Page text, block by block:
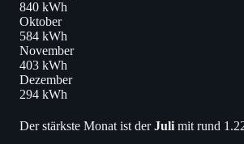
840 kWh
Oktober
584 kWh
November
403 kWh
Dezember
294 kWh
Der stärkste Monat ist derJuli mit rund